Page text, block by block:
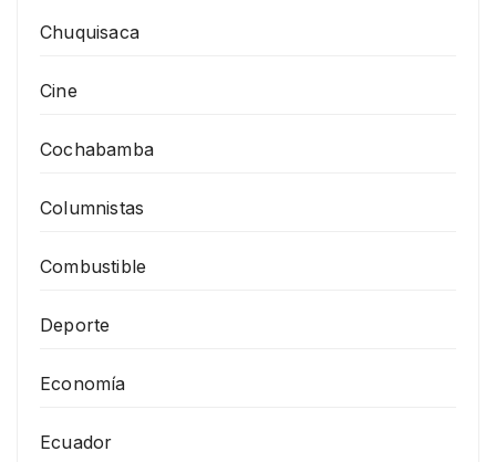
Chuquisaca
Cine
Cochabamba
Columnistas
Combustible
Deporte
Economía
Ecuador